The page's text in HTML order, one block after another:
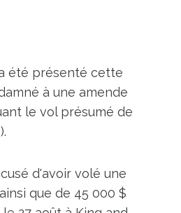
été présenté cette
à une amende
le vol présumé de
d'avoir volé une
que de 45 000 $